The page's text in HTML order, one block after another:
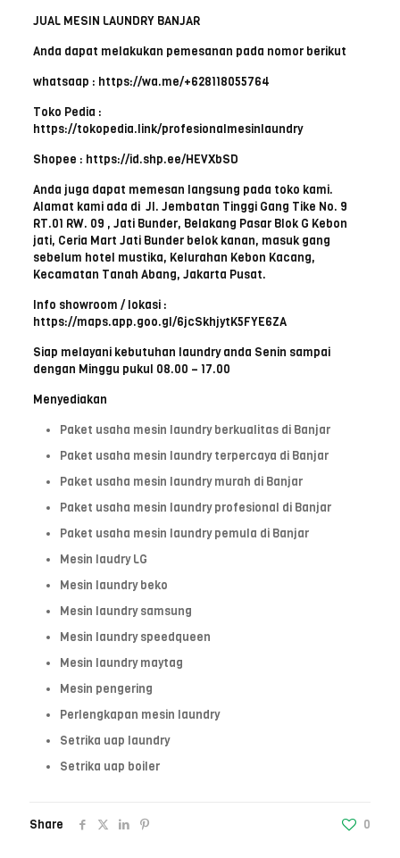
JUAL MESIN LAUNDRY BANJAR
Anda dapat melakukan pemesanan pada nomor berikut
whatsaap : https://wa.me/+628118055764
Toko Pedia :
https://tokopedia.link/profesionalmesinlaundry
Shopee : https://id.shp.ee/HEVXbSD
Anda juga dapat memesan langsung pada toko kami.
Alamat kami ada di Jl. Jembatan Tinggi Gang Tike No. 9
RT.01 RW. 09 , Jati Bunder, Belakang Pasar Blok G Kebon
jati, Ceria Mart Jati Bunder belok kanan, masuk gang
sebelum hotel mustika, Kelurahan Kebon Kacang,
Kecamatan Tanah Abang, Jakarta Pusat.
Info showroom / lokasi :
https://maps.app.goo.gl/6jcSkhjytK5FYE6ZA
Siap melayani kebutuhan laundry anda Senin sampai
dengan Minggu pukul 08.00 – 17.00
Menyediakan
Paket usaha mesin laundry berkualitas di Banjar
Paket usaha mesin laundry terpercaya di Banjar
Paket usaha mesin laundry murah di Banjar
Paket usaha mesin laundry profesional di Banjar
Paket usaha mesin laundry pemula di Banjar
Mesin laudry LG
Mesin laundry beko
Mesin laundry samsung
Mesin laundry speedqueen
Mesin laundry maytag
Mesin pengering
Perlengkapan mesin laundry
Setrika uap laundry
Setrika uap boiler
Share 0